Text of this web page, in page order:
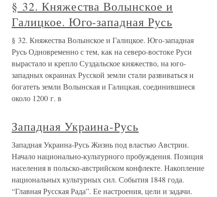
§ 32. Княжества Волынское и
Галицкое. Юго-западная Русь
§ 32. Княжества Волынское и Галицкое. Юго-западная
Русь Одновременно с тем, как на северо-востоке Руси
вырастало и крепло Суздальское княжество, на юго-
западных окраинах Русской земли стали развиваться и
богатеть земли Волынская и Галицкая, соединившиеся
около 1200 г. в
Западная Украина-Русь
Западная Украина-Русь Жизнь под властью Австрии.
Начало национально-культурного пробуждения. Позиция
населения в польско-австрийском конфлекте. Накопление
национальных культурных сил. События 1848 года.
“Главная Русская Рада”. Ее настроения, цели и задачи.